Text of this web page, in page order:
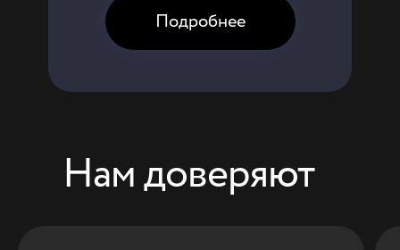
Подробнее
Нам доверяют